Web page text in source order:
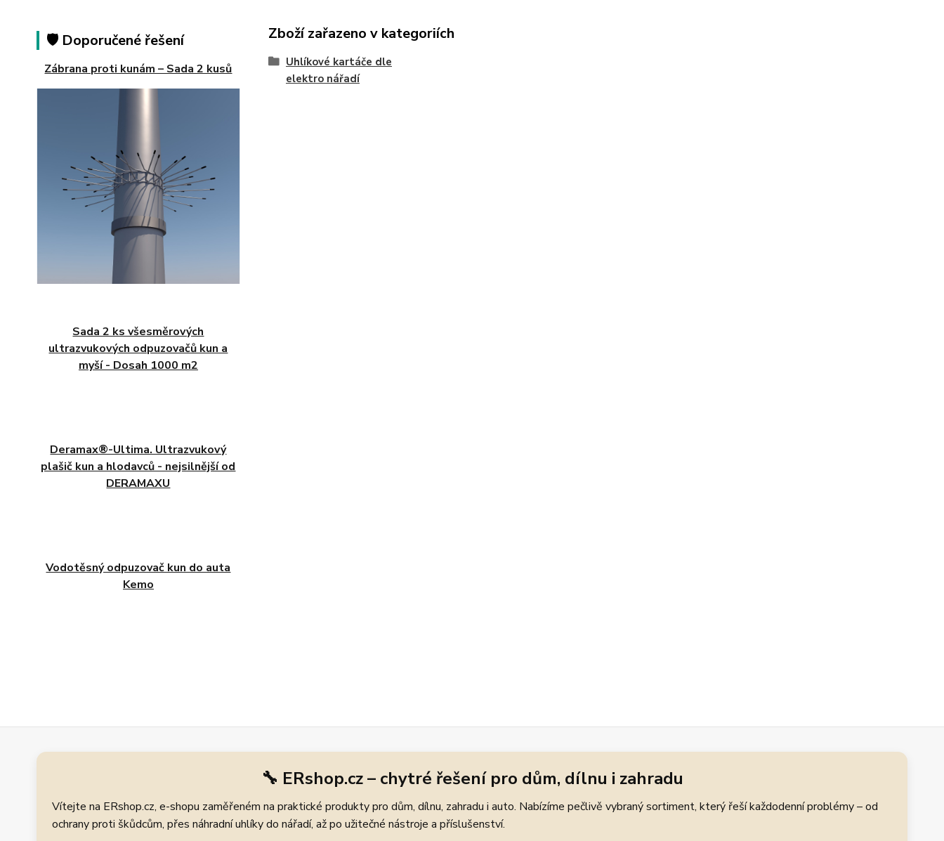
🛡️ Doporučené řešení
Zábrana proti kunám – Sada 2 kusů
Sada 2 ks všesměrových
ultrazvukových odpuzovačů kun a
myší - Dosah 1000 m2
Deramax®-Ultima. Ultrazvukový
plašič kun a hlodavců - nejsilnější od
DERAMAXU
Vodotěsný odpuzovač kun do auta
Kemo
Zboží zařazeno v kategoriích
Uhlíkové kartáče dle
elektro nářadí
🔧 ERshop.cz – chytré řešení pro dům, dílnu i zahradu
Vítejte na ERshop.cz, e-shopu zaměřeném na praktické produkty pro dům, dílnu, zahradu i auto. Nabízíme pečlivě vybraný sortiment, který řeší každodenní problémy – od
ochrany proti škůdcům, přes náhradní uhlíky do nářadí, až po užitečné nástroje a příslušenství.